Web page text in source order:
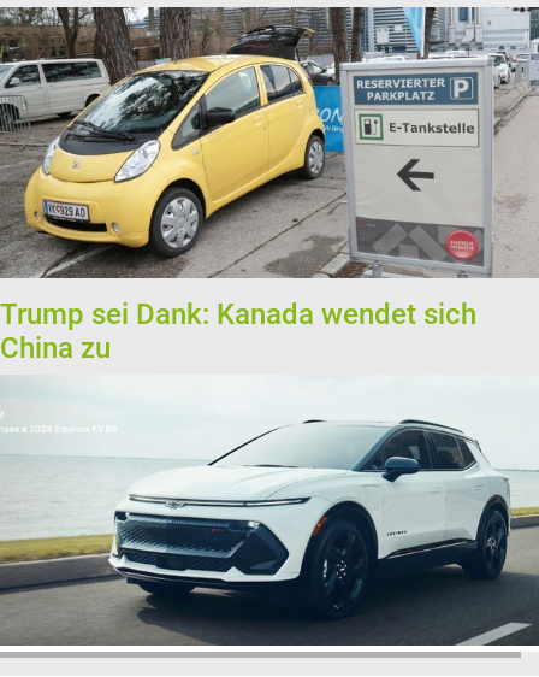
Trump sei Dank: Kanada wendet sich
China zu